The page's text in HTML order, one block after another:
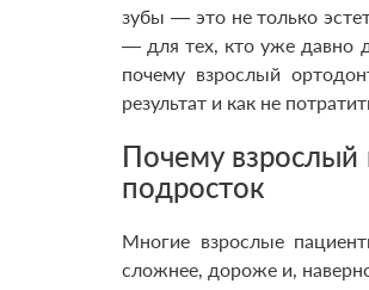
зубы — это не только
— для тех, кто уже давно
почему взрослый
результат и как не
Почему взрослый
подросток
Многие взрослые
сложнее, дороже и,